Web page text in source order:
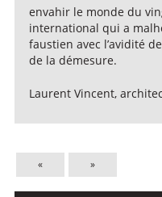
envahir le monde du
international qui a
faustien avec l’avidité
de la démesure.
Laurent Vincent,
« »